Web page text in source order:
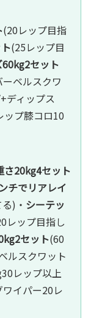
(20レップ目指
(25レップ目
セット
ベルスクワ
ディップス
プ膝コロ10
さ20kg4セット
チでリアレイ
)・ シーテッ
レップ目指し
セット(60
ルスクワット
レップ以上
イパー20レ